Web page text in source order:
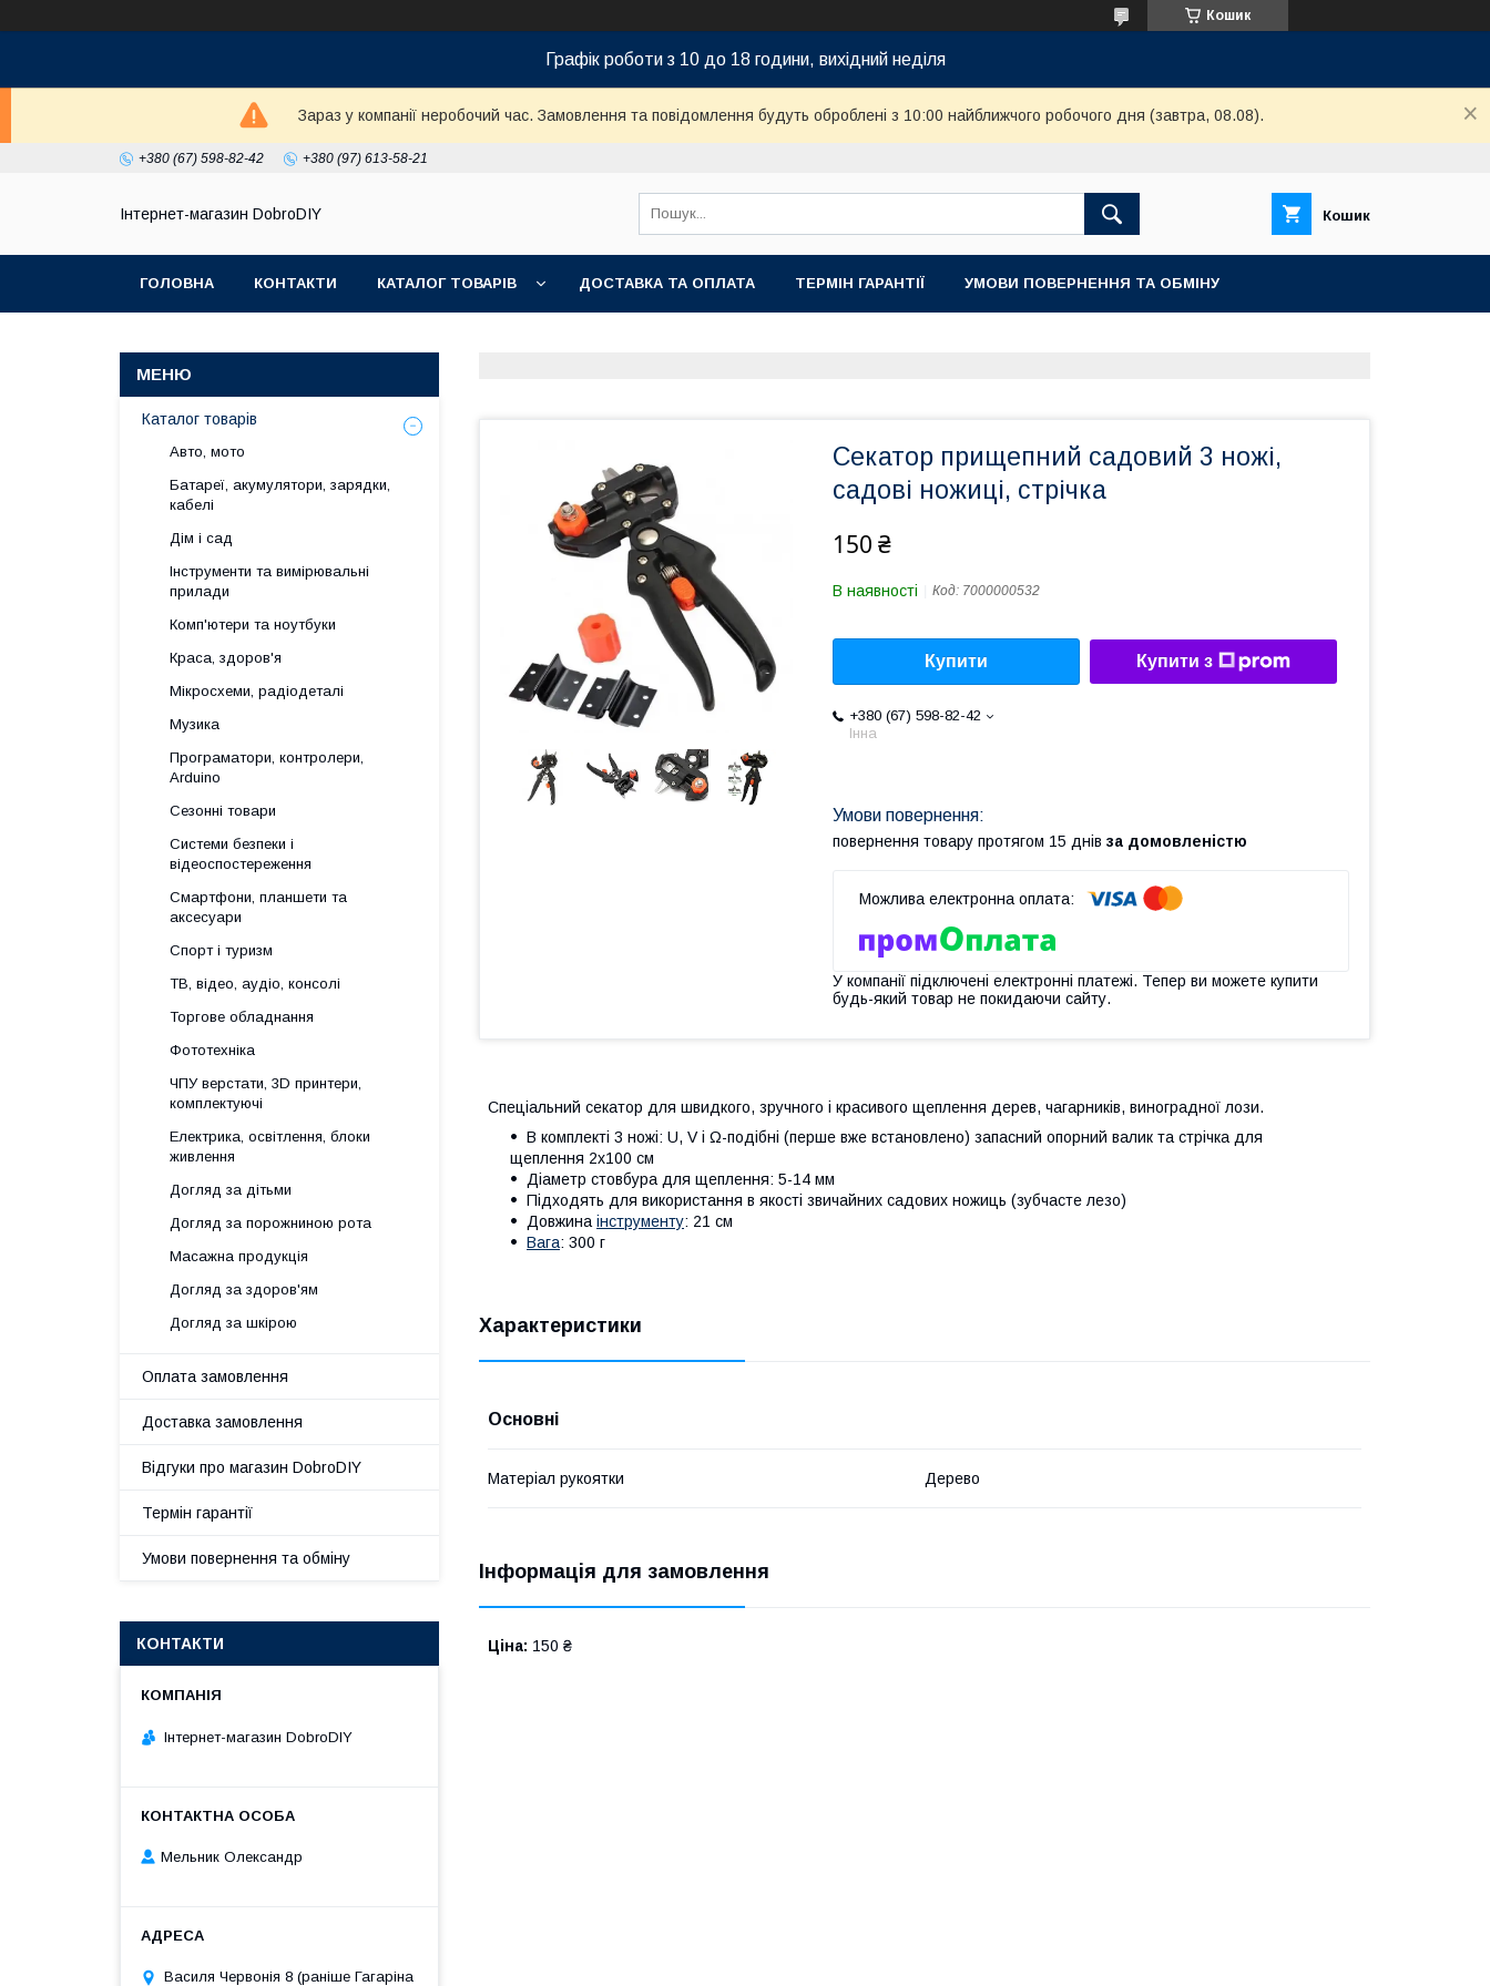
Кошик
Графік роботи з 10 до 18 години, вихідний неділя
Зараз у компанії неробочий час. Замовлення та повідомлення будуть оброблені з 10:00 найближчого робочого дня (завтра, 08.08).
+380 (67) 598-82-42 +380 (97) 613-58-21
Інтернет-магазин DobroDIY Кошик
ГОЛОВНА КОНТАКТИ КАТАЛОГ ТОВАРІВ ДОСТАВКА ТА ОПЛАТА ТЕРМІН ГАРАНТІЇ УМОВИ ПОВЕРНЕННЯ ТА ОБМІНУ
Секатор прищепний садовий 3 ножі,
садові ножиці, стрічка
150 ₴
В наявності Код: 7000000532
Купити Купити з
+380 (67) 598-82-42
Інна
повернення товару протягом 15 днів за домовленістю
У компанії підключені електронні платежі. Тепер ви можете купити
будь-який товар не покидаючи сайту.
Спеціальний секатор для швидкого, зручного і красивого щеплення дерев, чагарників, виноградної лози.
В комплекті 3 ножі: U, V і Ω-подібні (перше вже встановлено) запасний опорний валик та стрічка для
щеплення 2х100 см
Діаметр стовбура для щеплення: 5-14 мм
Підходять для використання в якості звичайних садових ножиць (зубчасте лезо)
Довжина інструменту: 21 см
Вага: 300 г
Характеристики
Основні
Матеріал рукоятки Дерево
Інформація для замовлення
Ціна: 150 ₴
Каталог товарів
Авто, мото
Батареї, акумулятори, зарядки,
кабелі
Дім і сад
Інструменти та вимірювальні
прилади
Комп'ютери та ноутбуки
Краса, здоров'я
Мікросхеми, радіодеталі
Музика
Програматори, контролери,
Arduino
Сезонні товари
Системи безпеки і
відеоспостереження
Смартфони, планшети та
аксесуари
Спорт і туризм
ТВ, відео, аудіо, консолі
Торгове обладнання
Фототехніка
ЧПУ верстати, 3D принтери,
комплектуючі
Електрика, освітлення, блоки
живлення
Догляд за дітьми
Догляд за порожниною рота
Масажна продукція
Догляд за здоров'ям
Догляд за шкірою
Оплата замовлення
Доставка замовлення
Відгуки про магазин DobroDIY
Термін гарантії
Умови повернення та обміну
КОНТАКТИ
Інтернет-магазин DobroDIY
Мельник Олександр
Василя Червонія 8 (раніше Гагаріна